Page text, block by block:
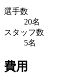
選手数
20名
スタッフ数
5名
費用